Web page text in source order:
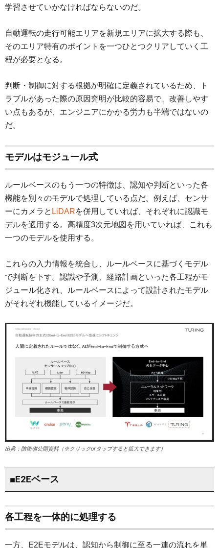
学習させていかなければならないのだ。
自動運転の走行可能エリアを新規エリアに拡大する際も、
そのエリア特有のポイントを一つひとつクリアしていく工
程が必要となる。
判断・制御に対する根拠が明確に定義されているため、ト
ラブルがあった際の原因究明が比較的容易で、改善しやす
い点もあるが、エンジニアにかかる労力も半端ではないの
だ。
モデルはモジュール式
ルールベースのもう一つの特徴は、認知や判断といった各
機能を別々のモデルで処理している点だ。例えば、センサ
ーにカメラと LiDARを併用していれば、それぞれに認識モ
デルを適用する。高精度3次元地図を用いていれば、これも
一つのモデルを使用する。
これらの入力情報を統合し、ルールベースに基づくモデル
で判断を下す。認識や予測、経路計画といった各工程がモ
ジュール化され、ルールベースによって設計されたモデル
がそれぞれ機能しているイメージだ。
出典：防衛省公開資料（※クリックorタップすると拡大できます）
■E2Eベース
各工程を一体的に処理する
一方、E2Eモデルは、認知から制御に至る一連の流れを単